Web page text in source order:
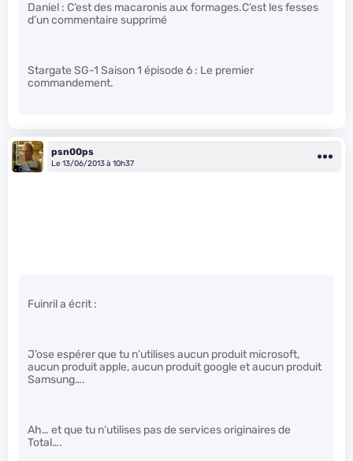
Daniel : C’est des macaronis aux formages.C’est les fesses
d’un commentaire supprimé
Stargate SG-1 Saison 1 épisode 6 : Le premier
commandement.
psn00ps
Le 13/06/2013 à 10h37
Fuinril a écrit :
J’ose espérer que tu n’utilises aucun produit microsoft,
aucun produit apple, aucun produit google et aucun produit
Samsung….
Ah… et que tu n’utilises pas de services originaires de
Total….